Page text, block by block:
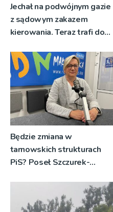
Jechał na podwójnym gazie
z sądowym zakazem
kierowania. Teraz trafi do
Będzie zmiana w
tarnowskich strukturach
PiS? Poseł Szczurek-
pracy parlamentarzysty’